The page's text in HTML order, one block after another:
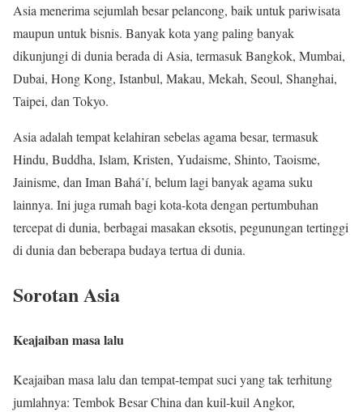
Asia menerima sejumlah besar pelancong, baik untuk pariwisata
maupun untuk bisnis. Banyak kota yang paling banyak
dikunjungi di dunia berada di Asia, termasuk Bangkok, Mumbai,
Dubai, Hong Kong, Istanbul, Makau, Mekah, Seoul, Shanghai,
Taipei, dan Tokyo.
Asia adalah tempat kelahiran sebelas agama besar, termasuk
Hindu, Buddha, Islam, Kristen, Yudaisme, Shinto, Taoisme,
Jainisme, dan Iman Bahá’í, belum lagi banyak agama suku
lainnya. Ini juga rumah bagi kota-kota dengan pertumbuhan
tercepat di dunia, berbagai masakan eksotis, pegunungan tertinggi
di dunia dan beberapa budaya tertua di dunia.
Sorotan Asia
Keajaiban masa lalu
Keajaiban masa lalu dan tempat-tempat suci yang tak terhitung
jumlahnya: Tembok Besar China dan kuil-kuil Angkor,